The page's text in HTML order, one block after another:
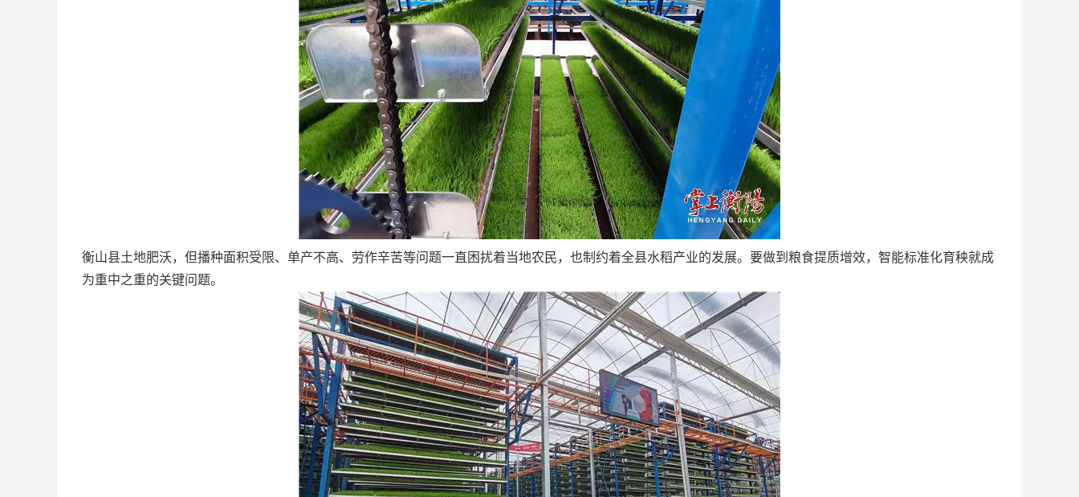
衡山县土地肥沃，但播种面积受限、单产不高、劳作辛苦等问题一直困扰着当地农民，也制约着全县水稻产业的发展。要做到粮食提质增效，智能标准化育秧就成
为重中之重的关键问题。